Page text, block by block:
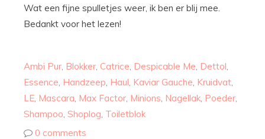
Wat een fijne spulletjes weer, ik ben er blij mee.
Bedankt voor het lezen!
Ambi Pur, Blokker, Catrice, Despicable Me, Dettol,
Essence, Handzeep, Haul, Kaviar Gauche, Kruidvat,
LE, Mascara, Max Factor, Minions, Nagellak, Poeder,
Shampoo, Shoplog, Toiletblok
0 comments